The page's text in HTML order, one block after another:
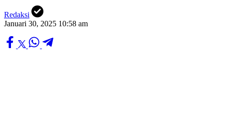
Redaksi
Januari 30, 2025 10:58 am